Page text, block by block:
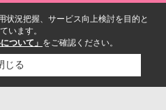
状況把握、サービス向上検討を目的と
います。
ついて」 をご確認ください。
じる